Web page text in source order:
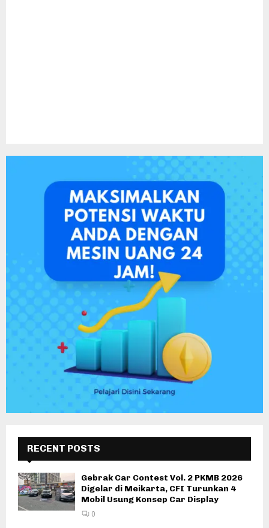
RECENT POSTS
Gebrak Car Contest Vol. 2 PKMB 2026
Digelar di Meikarta, CFI Turunkan 4
Mobil Usung Konsep Car Display
0